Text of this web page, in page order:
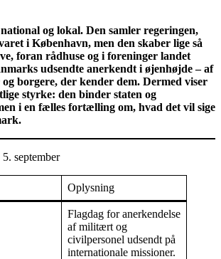
og lokal. Den samler regeringen,
i København, men den skaber lige så
foran rådhuse og i foreninger landet
udsendte anerkendt i øjenhøjde – af
borgere, der kender dem. Dermed viser
styrke: den binder staten og
i en fælles fortælling om, hvad det vil sige
september
Oplysning
Flagdag for anerkendelse
af militært og
civilpersonel udsendt på
internationale missioner.